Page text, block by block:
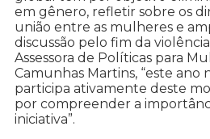
em gênero, refletir sobre os
união entre as mulheres e
discussão pelo fim da
Assessora de Políticas para
Camunhas Martins, “este ano
participa ativamente deste
por compreender a
iniciativa”.